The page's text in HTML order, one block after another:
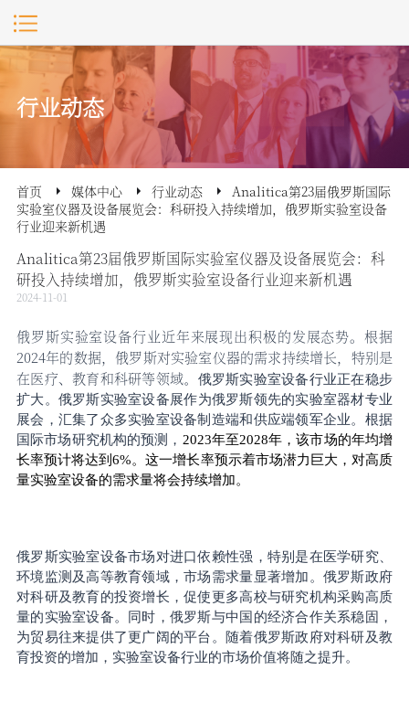
行业动态
首页 媒体中心 行业动态
Analitica第23届俄罗斯国际
实验室仪器及设备展览会：科研投入持续增加，俄罗斯实验室设备
行业迎来新机遇
Analitica第23届俄罗斯国际实验室仪器及设备展览会：科
研投入持续增加，俄罗斯实验室设备行业迎来新机遇
2024-11-01
俄罗斯实验室设备行业近年来展现出积极的发展态势。根据
2024年的数据，俄罗斯对实验室仪器的需求持续增长，特别是
在医疗、教育和科研等领域。俄罗斯实验室设备行业正在稳步
扩大。 俄罗斯实验室设备展作为俄罗斯领先的实验室器材专业
展会，汇集了众多实验室设备制造端和供应端领军企业。 根据
国际市场研究机构的预测， 2023年至2028年，该市场的年均增
长率预计将达到6%。这一增长率预示着市场潜力巨大，对高质
量实验室设备的需求量将会持续增加。
俄罗斯实验室设备市场对进口依赖性强，特别是在医学研究、
环境监测及高等教育领域，市场需求量显著增加。俄罗斯政府
对科研及教育的投资增长，促使更多高校与研究机构采购高质
量的实验室设备。同时，俄罗斯与中国的经济合作关系稳固，
为贸易往来提供了更广阔的平台。随着俄罗斯政府对科研及教
育投资的增加，实验室设备行业的市场价值将随之提升。